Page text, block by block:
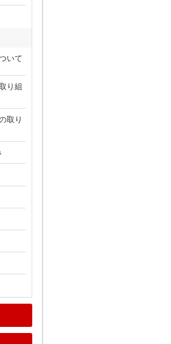
いて
り組
取り